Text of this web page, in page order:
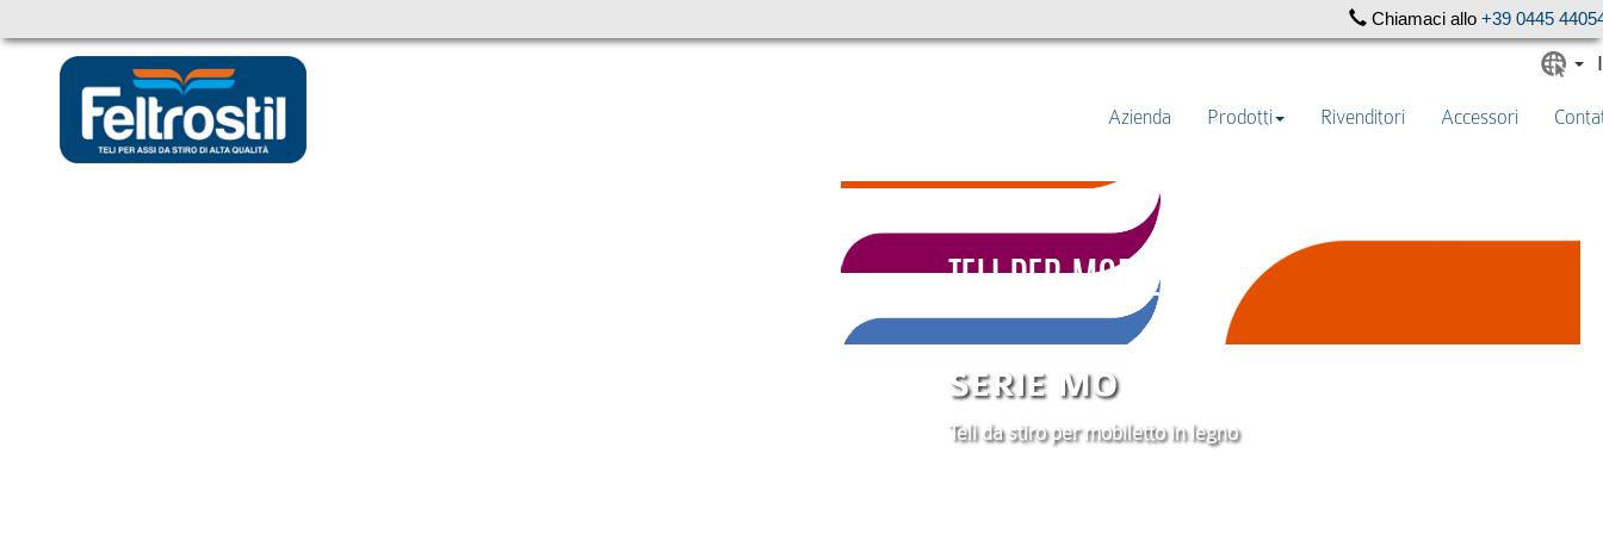
Chiamaci allo +39 0445
Azienda Prodotti Rivenditori Accessori
TELI PER MOBILETTI
SERIE MO
Teli da stiro per mobiletto in legno